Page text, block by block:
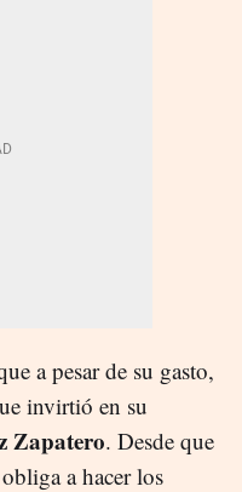
a pesar de su gasto,
invirtió en su
Zapatero. Desde que
a hacer los